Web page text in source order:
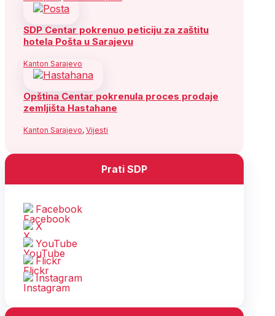
SDP Centar pokrenuo peticiju za zaštitu
hotela Pošta u Sarajevu
Kanton Sarajevo
Opština Centar pokrenula proces prodaje
zemljišta Hastahane
Kanton Sarajevo, Vijesti
Prati SDP
Facebook
X
YouTube
Flickr
Instagram